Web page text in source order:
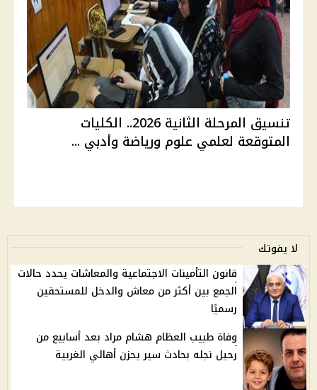
تنسيق المرحلة الثانية 2026.. الكليات
المتوقعة لعلمي علوم ورياضة وأدبي ...
لا يفوتك
قانون التأمينات الاجتماعية والمعاشات يحدد حالات
الجمع بين أكثر من معاش والدخل للمستحقين
رسميًا
وفاة طبيب العظام هشام مراد بعد أسابيع من
رحيل نجله بحادث سير يحزن أهالي الغربية